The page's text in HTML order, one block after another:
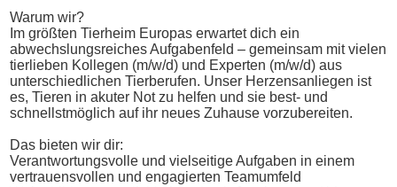
Warum wir?
Im größten Tierheim Europas erwartet dich ein
abwechslungsreiches Aufgabenfeld – gemeinsam mit vielen
tierlieben Kollegen (m/w/d) und Experten (m/w/d) aus
unterschiedlichen Tierberufen. Unser Herzensanliegen ist
es, Tieren in akuter Not zu helfen und sie best- und
schnellstmöglich auf ihr neues Zuhause vorzubereiten.
Das bieten wir dir:
Verantwortungsvolle und vielseitige Aufgaben in einem
vertrauensvollen und engagierten Teamumfeld